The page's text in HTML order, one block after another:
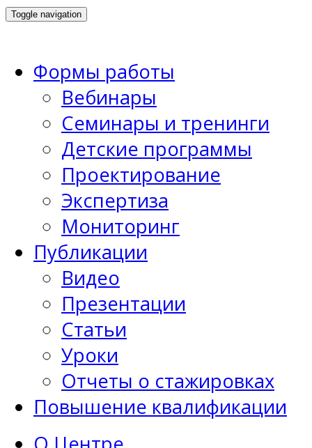
Toggle navigation
Формы работы
Вебинары
Семинары и тренинги
Детские программы
Проектирование
Экспертиза
Мониторинг
Публикации
Видео
Презентации
Статьи
Уроки
Отчеты о стажировках
Повышение квалификации